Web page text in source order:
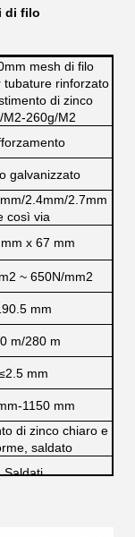
di filo
mesh di filo
tubature rinforzato
di zinco
M2-260g/M2
galvanizzato
2.4mm/2.7mm
così via
x 67 mm
~ 650N/mm2
mm
m/280 m
2.5 mm
1150 mm
di zinco chiaro e
saldato
Saldati
quadrati al mese